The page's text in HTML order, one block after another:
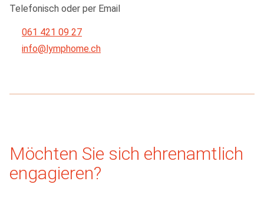
Telefonisch oder per Email
061 421 09 27
info@lymphome.ch
Möchten Sie sich ehrenamtlich
engagieren?